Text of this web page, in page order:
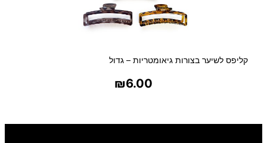
קליפס לשיער בצורות גיאומטריות – גדול
₪6.00